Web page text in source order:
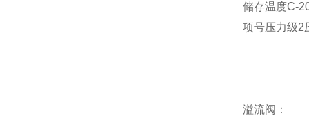
储存温度C-
项号压力级2
溢流阀：